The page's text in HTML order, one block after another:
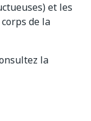
et les
de la
la